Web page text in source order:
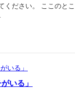
ください。 ここのと
いる」